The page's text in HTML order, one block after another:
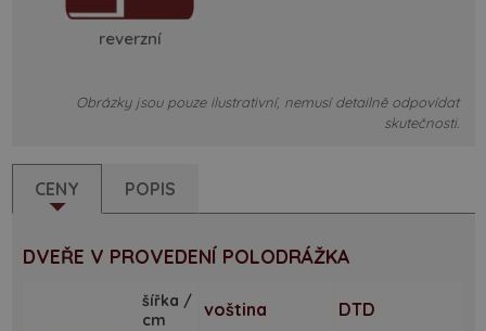
reverzní
Obrázky jsou pouze ilustrativní, nemusí detailně odpovídat
skutečnosti.
CENY POPIS
DVEŘE V PROVEDENÍ POLODRÁŽKA
šířka /
cm
voština DTD